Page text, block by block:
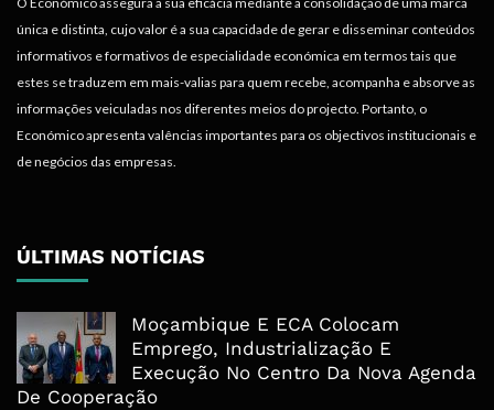
única e distinta, cujo valor é a sua capacidade de gerar e disseminar conteúdos
informativos e formativos de especialidade económica em termos tais que
estes se traduzem em mais-valias para quem recebe, acompanha e absorve as
informações veiculadas nos diferentes meios do projecto. Portanto, o
Económico apresenta valências importantes para os objectivos institucionais e
de negócios das empresas.
ÚLTIMAS NOTÍCIAS
Moçambique E ECA Colocam
Emprego, Industrialização E
Execução No Centro Da Nova Agenda
De Cooperação